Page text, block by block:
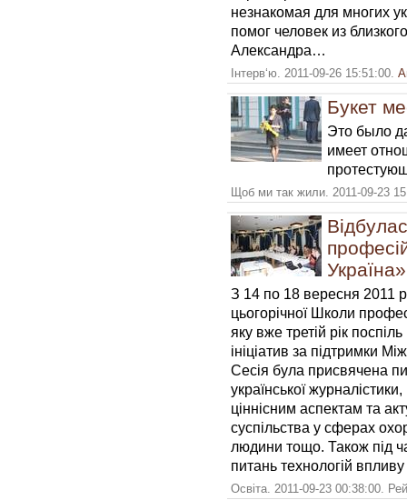
незнакомая для многих
помог человек из
Александра…
Інтерв‘ю. 2011-09-26 15:51:00.
Букет
Это было
имеет
Щоб ми так жили. 2011-09-23
Україна»
З 14 по 18 вересня 2011
цьогорічної Школи
яку вже третій рік
ініціатив за підтримки
Сесія була присвячена
української
ціннісним аспектам та
суспільства у сферах
людини тощо. Також під
питань технологій
Освіта. 2011-09-23 00:38:00.